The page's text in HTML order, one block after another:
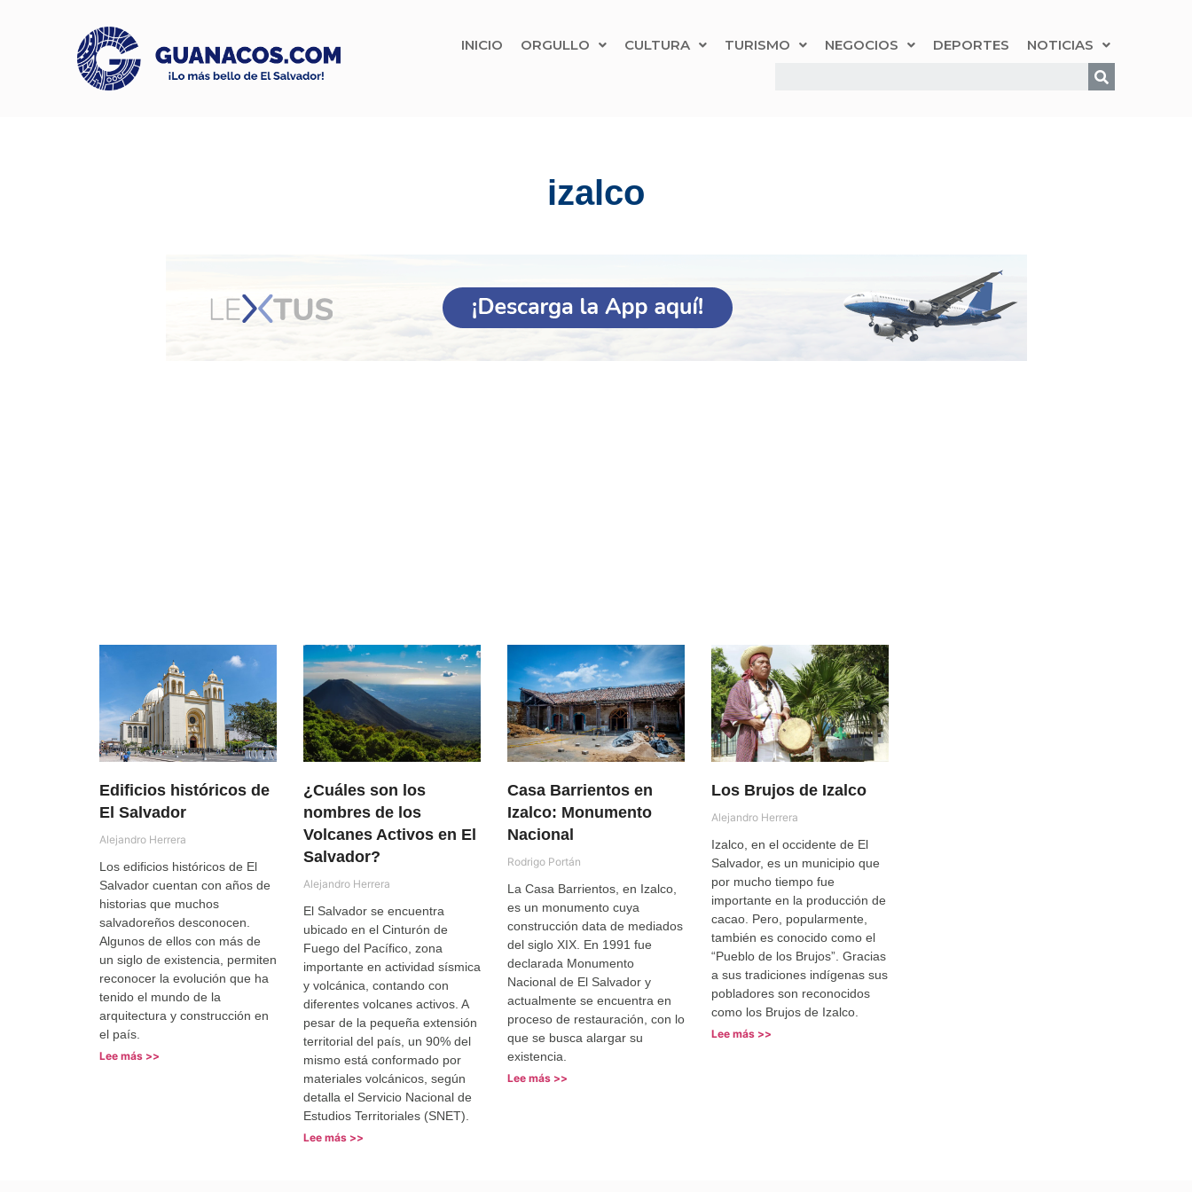
INICIO ORGULLO CULTURA TURISMO NEGOCIOS DEPORTES NOTICIAS
izalco
Edificios históricos de
El Salvador
Alejandro Herrera
Los edificios históricos de El
Salvador cuentan con años de
historias que muchos
salvadoreños desconocen.
Algunos de ellos con más de
un siglo de existencia, permiten
reconocer la evolución que ha
tenido el mundo de la
arquitectura y construcción en
el país.
Lee más >>
¿Cuáles son los
nombres de los
Volcanes Activos en El
Salvador?
Alejandro Herrera
El Salvador se encuentra
ubicado en el Cinturón de
Fuego del Pacífico, zona
importante en actividad sísmica
y volcánica, contando con
diferentes volcanes activos. A
pesar de la pequeña extensión
territorial del país, un 90% del
mismo está conformado por
materiales volcánicos, según
detalla el Servicio Nacional de
Estudios Territoriales (SNET).
Lee más >>
Casa Barrientos en
Izalco: Monumento
Nacional
Rodrigo Portán
La Casa Barrientos, en Izalco,
es un monumento cuya
construcción data de mediados
del siglo XIX. En 1991 fue
declarada Monumento
Nacional de El Salvador y
actualmente se encuentra en
proceso de restauración, con lo
que se busca alargar su
existencia.
Lee más >>
Los Brujos de Izalco
Alejandro Herrera
Izalco, en el occidente de El
Salvador, es un municipio que
por mucho tiempo fue
importante en la producción de
cacao. Pero, popularmente,
también es conocido como el
“Pueblo de los Brujos”. Gracias
a sus tradiciones indígenas sus
pobladores son reconocidos
como los Brujos de Izalco.
Lee más >>